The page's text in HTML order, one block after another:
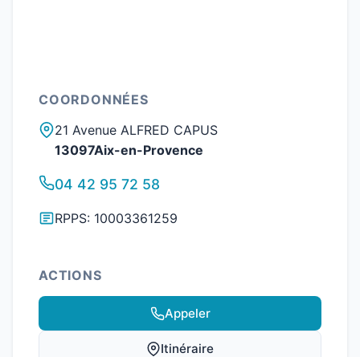
COORDONNÉES
21 Avenue ALFRED CAPUS
13097Aix-en-Provence
04 42 95 72 58
RPPS: 10003361259
ACTIONS
Appeler
Itinéraire